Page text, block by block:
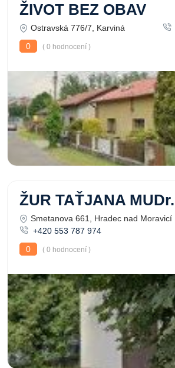
ŽIVOT BEZ OBAV
Ostravská 776/7, Karviná
0
( 0 hodnocení )
ŽUR TAŤJANA MUDr.
Smetanova 661, Hradec nad Moravicí
+420 553 787 974
0
( 0 hodnocení )